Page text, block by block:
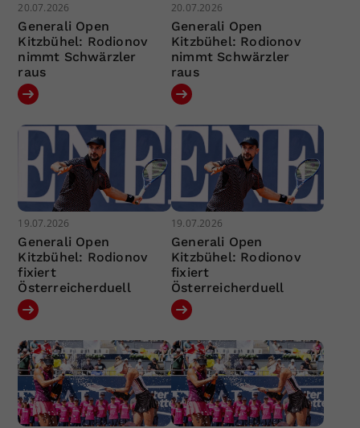
20.07.2026
Generali Open
Kitzbühel: Rodionov
nimmt Schwärzler
raus
20.07.2026
Generali Open
Kitzbühel: Rodionov
nimmt Schwärzler
raus
19.07.2026
Generali Open
Kitzbühel: Rodionov
fixiert
Österreicherduell
19.07.2026
Generali Open
Kitzbühel: Rodionov
fixiert
Österreicherduell